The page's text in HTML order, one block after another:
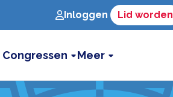
Inloggen Lid worden
Congressen Meer